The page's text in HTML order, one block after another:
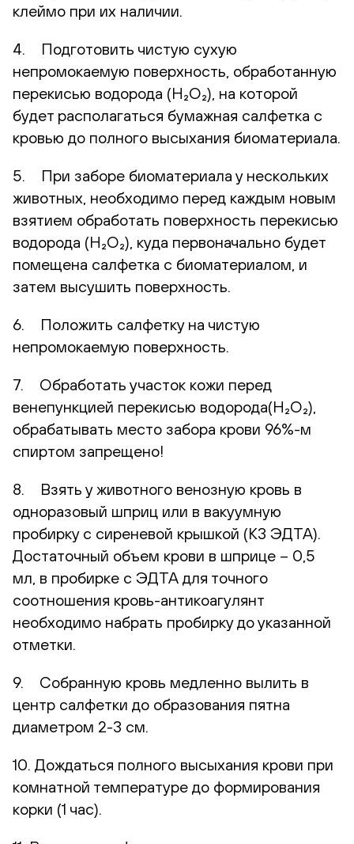
клеймо при их наличии.
4. Подготовить чистую сухую
непромокаемую поверхность, обработанную
перекисью водорода (H₂O₂), на которой
будет располагаться бумажная салфетка с
кровью до полного высыхания биоматериала.
5. При заборе биоматериала у нескольких
животных, необходимо перед каждым новым
взятием обработать поверхность перекисью
водорода (H₂O₂), куда первоначально будет
помещена салфетка с биоматериалом, и
затем высушить поверхность.
6. Положить салфетку на чистую
непромокаемую поверхность.
7. Обработать участок кожи перед
венепункцией перекисью водорода(H₂O₂),
обрабатывать место забора крови 96%-м
спиртом запрещено!
8. Взять у животного венозную кровь в
одноразовый шприц или в вакуумную
пробирку с сиреневой крышкой (К3 ЭДТА).
Достаточный объем крови в шприце – 0,5
мл, в пробирке с ЭДТА для точного
соотношения кровь-антикоагулянт
необходимо набрать пробирку до указанной
отметки.
9. Собранную кровь медленно вылить в
центр салфетки до образования пятна
диаметром 2-3 см.
10. Дождаться полного высыхания крови при
комнатной температуре до формирования
корки (1 час).